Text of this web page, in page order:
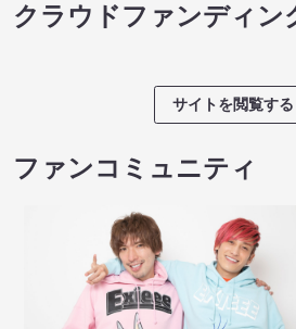
クラウドファンディン
サイトを閲覧する
ファンコミュニティ